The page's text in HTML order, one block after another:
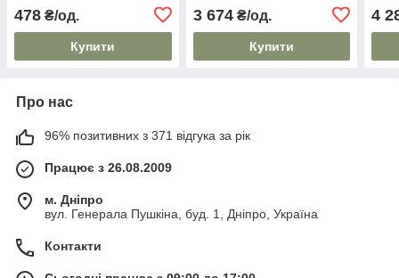
478 ₴/од.
Купити
3 674₴/од.
Купити
4
Про нас
96% позитивних з 371 відгука за рік
Працює з 26.08.2009
м. Дніпро
вул. Генерала Пушкіна, буд. 1, Дніпро, Україна
Контакти